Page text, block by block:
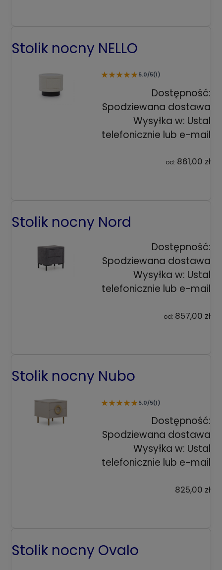
Stolik nocny NELLO
★★★★★5.0/5(1)
Dostępność:
Spodziewana dostawa
Wysyłka w: Ustal
telefonicznie lub e-mail
od: 861,00 zł
Stolik nocny Nord
Dostępność:
Spodziewana dostawa
Wysyłka w: Ustal
telefonicznie lub e-mail
od: 857,00 zł
Stolik nocny Nubo
★★★★★5.0/5(1)
Dostępność:
Spodziewana dostawa
Wysyłka w: Ustal
telefonicznie lub e-mail
825,00 zł
Stolik nocny Ovalo